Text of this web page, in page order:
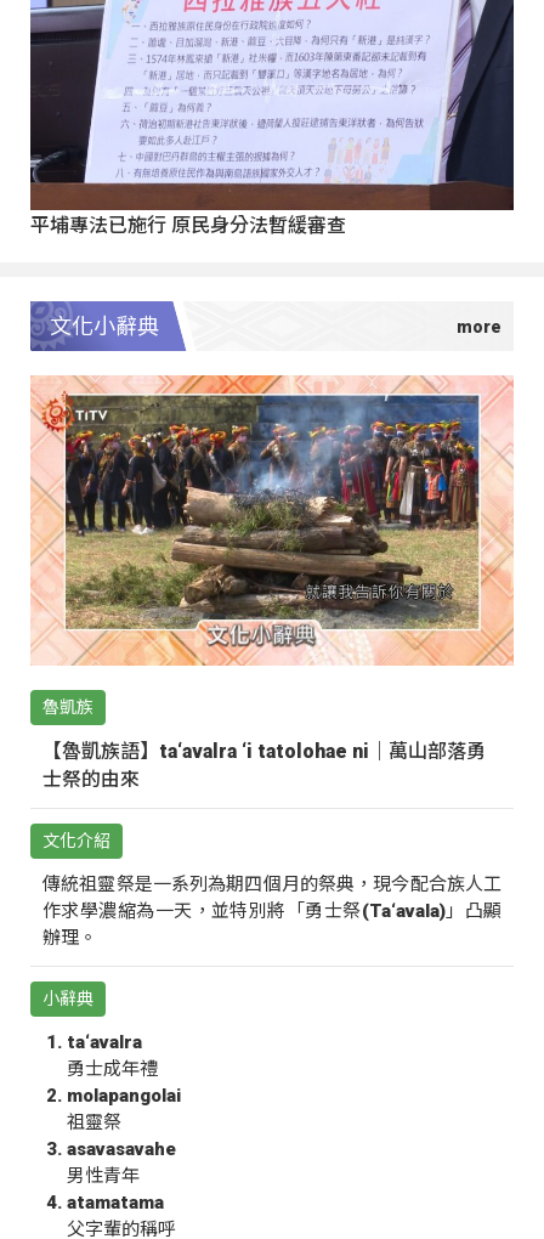
平埔專法已施行 原民身分法暫緩審查
文化小辭典
魯凱族
【魯凱族語】ta‘avalra ‘i tatolohae ni｜萬山部落勇
士祭的由來
文化介紹
傳統祖靈祭是一系列為期四個月的祭典，現今配合族人工
作求學濃縮為一天，並特別將「勇士祭(Ta‘avala)」凸顯
辦理。
小辭典
ta‘avalra
勇士成年禮
molapangolai
祖靈祭
asavasavahe
男性青年
atamatama
父字輩的稱呼